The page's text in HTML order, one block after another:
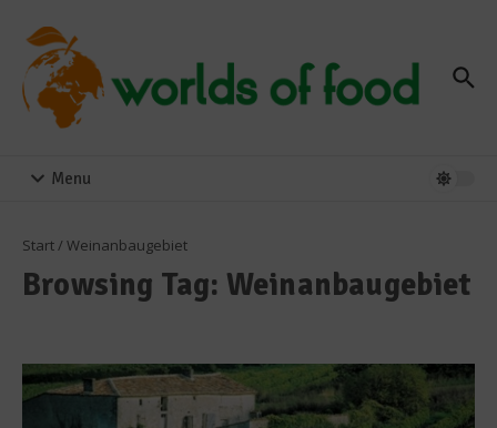
Menu
Start/ Weinanbaugebiet
Browsing Tag: Weinanbaugebiet